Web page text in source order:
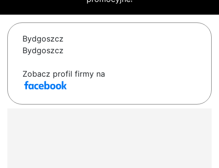
Bydgoszcz
Bydgoszcz
Zobacz profil firmy na